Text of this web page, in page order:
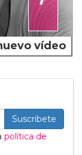
vídeo
Suscribete
política de